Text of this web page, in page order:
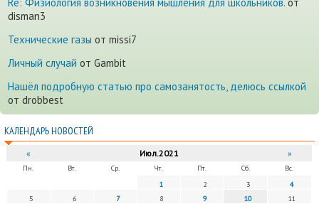
disman3
Технические газы от missi7
Личный случай от Gambit
Нашёл подробную статью про самозанятость, делюсь ссылкой
от drobbest
КАЛЕНДАРЬ НОВОСТЕЙ
« Июл.2021 »
Пн. Вт. Ср. Чт. Пт. Сб.
Вс.
1
2 3
4
5
6 7 8 9 10
11